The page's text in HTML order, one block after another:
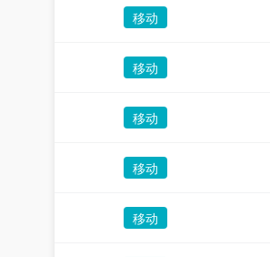
移动
移动
移动
移动
移动